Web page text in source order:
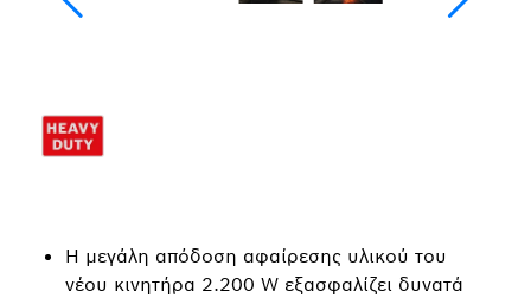
Η μεγάλη απόδοση αφαίρεσης υλικού του
νέου κινητήρα 2.200 W εξασφαλίζει δυνατά